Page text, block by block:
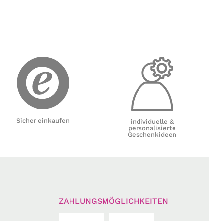
Sicher einkaufen
individuelle &
personalisierte
Geschenkideen
ZAHLUNGSMÖGLICHKEITEN